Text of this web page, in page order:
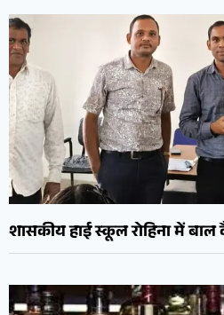
शासकीय हाई स्कूल रोहिना में